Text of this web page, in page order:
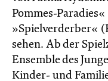
Pommes-
»Spielverderber«
sehen. Ab der
Ensemble des
Kinder- und